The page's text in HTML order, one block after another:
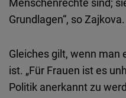
Grundlagen“, so Zajkova.
Gleiches gilt, wenn man
ist. „Für Frauen ist es
Politik anerkannt zu